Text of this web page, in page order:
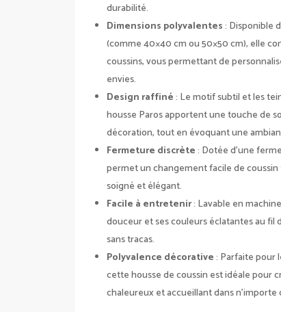
durabilité.
Dimensions polyvalentes: Disponible
(comme 40×40 cm ou 50×50 cm), elle
coussins, vous permettant de
envies.
Design raffiné: Le motif subtil et les
housse Paros apportent une touche de
décoration, tout en évoquant une
Fermeture discrète: Dotée d’une
permet un changement facile de
soigné et élégant.
Facile à entretenir: Lavable en
douceur et ses couleurs éclatantes au fil
sans tracas.
Polyvalence décorative: Parfaite pour
cette housse de coussin est idéale pour
chaleureux et accueillant dans